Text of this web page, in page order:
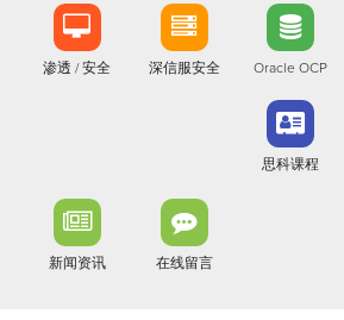
渗透 / 安全 深信服安全 Oracle OCP
思科课程
新闻资讯 在线留言